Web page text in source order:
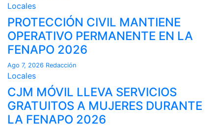
Locales
PROTECCIÓN CIVIL MANTIENE
OPERATIVO PERMANENTE EN LA
FENAPO 2026
Ago 7, 2026 Redacción
Locales
CJM MÓVIL LLEVA SERVICIOS
GRATUITOS A MUJERES DURANTE
LA FENAPO 2026